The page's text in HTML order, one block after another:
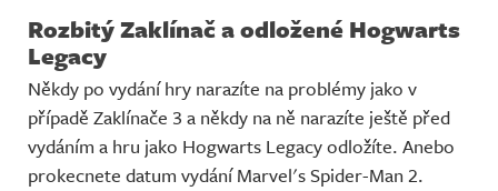
Rozbitý Zaklínač a odložené Hogwarts
Legacy
Někdy po vydání hry narazíte na problémy jako v
případě Zaklínače 3 a někdy na ně narazíte ještě před
vydáním a hru jako Hogwarts Legacy odložíte. Anebo
prokecnete datum vydání Marvel's Spider-Man 2.